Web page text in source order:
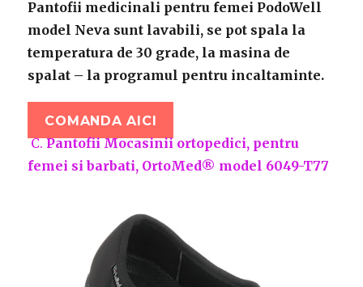
Pantofii medicinali pentru femei PodoWell
model Neva sunt lavabili, se pot spala la
temperatura de 30 grade, la masina de
spalat – la programul pentru incaltaminte.
COMANDA AICI
C.Pantofii Mocasinii ortopedici, pentru
femei si barbati, OrtoMed® model 6049-T77